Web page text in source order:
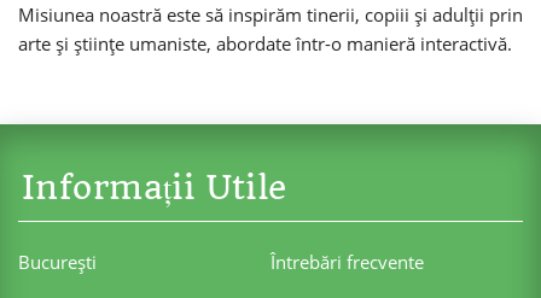
Misiunea noastră este să inspirăm tinerii, copiii și adulții prin
arte și științe umaniste, abordate într-o manieră interactivă.
Informații Utile
Bucureşti Întrebări frecvente